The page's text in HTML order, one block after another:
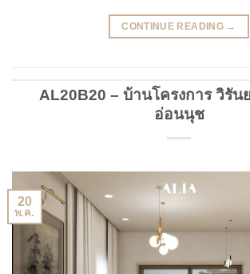
CONTINUE READING →
AL20B20 – บ้านโครงการ วิรัน
อ่อนนุช
20
พ.ค.